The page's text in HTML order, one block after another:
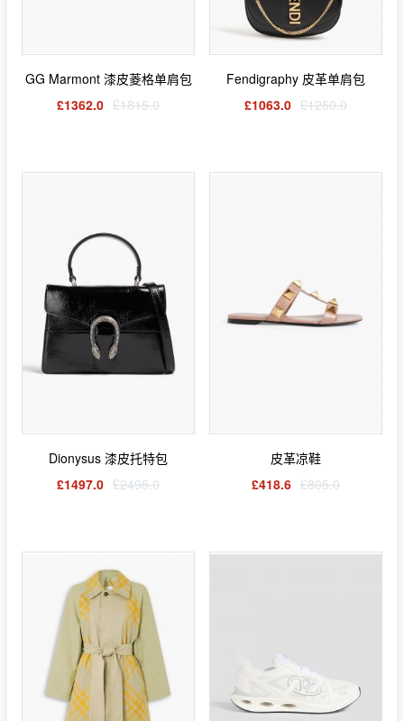
GG Marmont 漆皮菱格单肩包
£1362.0 £1815.0
Fendigraphy 皮革单肩包
£1063.0 £1250.0
Dionysus 漆皮托特包
£1497.0 £2495.0
皮革凉鞋
£418.6 £805.0